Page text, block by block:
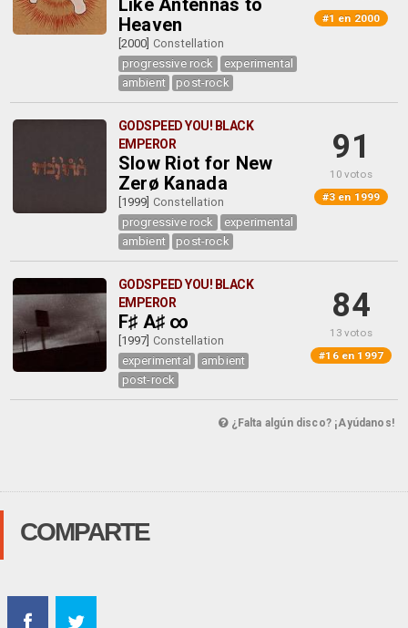
Like Antennas to
Heaven
[2000] Constellation
progressive rock
experimental
ambient
post-rock
#1 en 2000
GODSPEED YOU! BLACK
EMPEROR
Slow Riot for New
Zerø Kanada
[1999] Constellation
progressive rock
experimental
ambient
post-rock
91
10 votos
#3 en 1999
GODSPEED YOU! BLACK
EMPEROR
F♯ A♯ ∞
[1997] Constellation
experimental
ambient
post-rock
84
13 votos
#16 en 1997
¿Falta algún disco? ¡Ayúdanos!
COMPARTE